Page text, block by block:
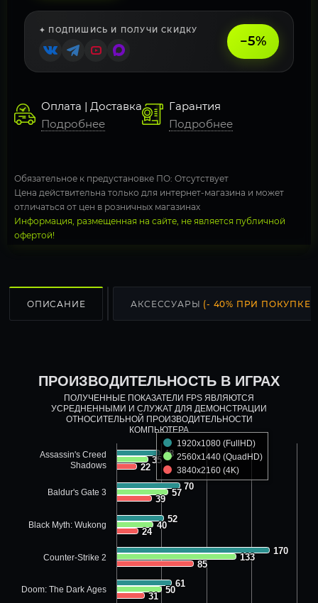
✦ ПОДПИШИСЬ И ПОЛУЧИ СКИДКУ
−5%
Оплата | Доставка
Подробнее
Гарантия
Подробнее
Обязательное к предустановке ПО: Отсутствует
Цена действительна только для интернет-магазина и может
отличаться от цен в розничных магазинах
Информация, размещенная на сайте, не является публичной
офертой!
ОПИСАНИЕ АКСЕССУАРЫ (- 40% ПРИ ПОКУПКЕ
ПРОИЗВОДИТЕЛЬНОСТЬ В ИГРАХ
ПОЛУЧЕННЫЕ ПОКАЗАТЕЛИ FPS ЯВЛЯЮТСЯ
УСРЕДНЕННЫМИ И СЛУЖАТ ДЛЯ ДЕМОНСТРАЦИИ
ОТНОСИТЕЛЬНОЙ ПРОИЗВОДИТЕЛЬНОСТИ
КОМПЬЮТЕРА
48
48
70
70
52
52
170
170
61
61
35
35
57
57
40
40
133
133
50
50
22
22
39
39
24
24
85
85
31
31
1920x1080 (FullHD)
2560x1440 (QuadHD)
3840x2160 (4K)
Assassin's Creed
Shadows
Baldur's Gate 3
Black Myth: Wukong
Counter-Strike 2
Doom: The Dark Ages